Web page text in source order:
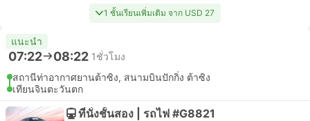
1 ชั้นเรียนเพิ่มเติม จาก USD 27
แนะนำ
07:22 08:22 1ชั่วโมง
สถานีท่าอากาศยานต้าซิง, สนามบินปักกิ่ง ต้าซิง
เทียนจินตะวันตก
ที่นั่งชั้นสอง | รถไฟ #G8821